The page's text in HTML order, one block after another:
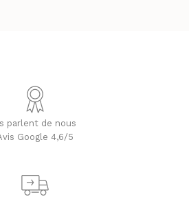
parlent de nous
Google 4,6/5